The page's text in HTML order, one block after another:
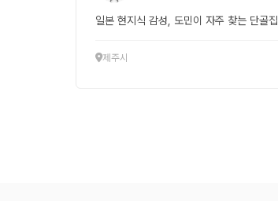
일본 현지식 감성, 도민이 자주 찾는 단골집
제주시